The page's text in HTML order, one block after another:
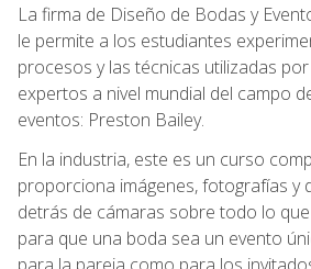
La firma de Diseño de Bodas y
le permite a los estudiantes
procesos y las técnicas utilizadas
expertos a nivel mundial del campo
eventos: Preston Bailey.
En la industria, este es un curso
proporciona imágenes, fotografías y
detrás de cámaras sobre todo lo
para que una boda sea un evento